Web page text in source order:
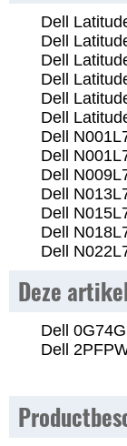
Dell
Dell
Dell
Dell
Dell
Dell
Dell
Dell
Dell
Dell
Dell
Dell
Dell
Deze
Dell 0G74G
Dell